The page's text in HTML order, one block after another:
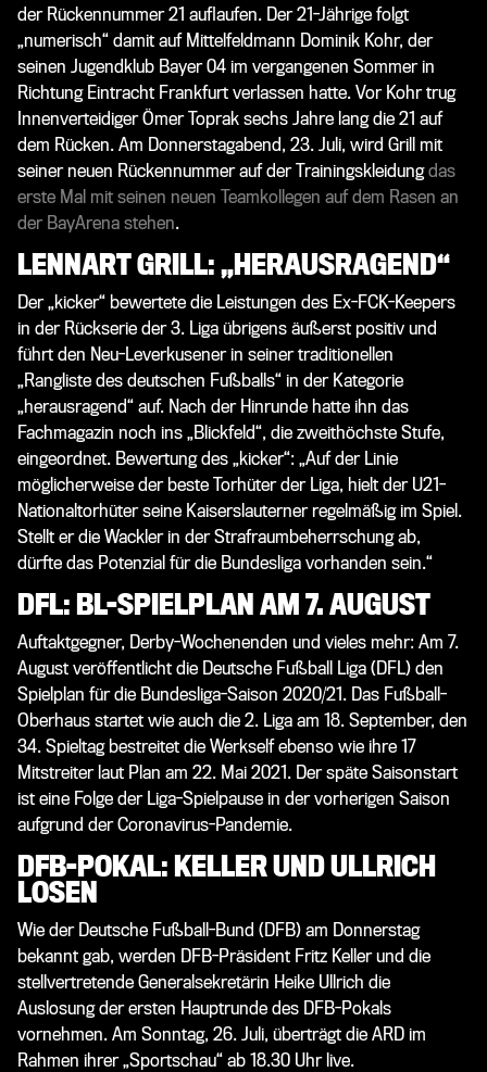
der Rückennummer 21 auflaufen. Der 21-Jährige folgt
„numerisch“ damit auf Mittelfeldmann Dominik Kohr, der
seinen Jugendklub Bayer 04 im vergangenen Sommer in
Richtung Eintracht Frankfurt verlassen hatte. Vor Kohr trug
Innenverteidiger Ömer Toprak sechs Jahre lang die 21 auf
dem Rücken. Am Donnerstagabend, 23. Juli, wird Grill mit
seiner neuen Rückennummer auf der Trainingskleidungdas
erste Mal mit seinen neuen Teamkollegen auf dem Rasen an
der BayArena stehen.
LENNART GRILL: „HERAUSRAGEND“
Der „kicker“ bewertete die Leistungen des Ex-FCK-Keepers
in der Rückserie der 3. Liga übrigens äußerst positiv und
führt den Neu-Leverkusener in seiner traditionellen
„Rangliste des deutschen Fußballs“ in der Kategorie
„herausragend“ auf. Nach der Hinrunde hatte ihn das
Fachmagazin noch ins „Blickfeld“, die zweithöchste Stufe,
eingeordnet. Bewertung des „kicker“: „Auf der Linie
möglicherweise der beste Torhüter der Liga, hielt der U21-
Nationaltorhüter seine Kaiserslauterner regelmäßig im Spiel.
Stellt er die Wackler in der Strafraumbeherrschung ab,
dürfte das Potenzial für die Bundesliga vorhanden sein.“
DFL: BL-SPIELPLAN AM 7. AUGUST
Auftaktgegner, Derby-Wochenenden und vieles mehr: Am 7.
August veröffentlicht die Deutsche Fußball Liga (DFL) den
Spielplan für die Bundesliga-Saison 2020/21. Das Fußball-
Oberhaus startet wie auch die 2. Liga am 18. September, den
34. Spieltag bestreitet die Werkself ebenso wie ihre 17
Mitstreiter laut Plan am 22. Mai 2021. Der späte Saisonstart
ist eine Folge der Liga-Spielpause in der vorherigen Saison
aufgrund der Coronavirus-Pandemie.
DFB-POKAL: KELLER UND ULLRICH
LOSEN
Wie der Deutsche Fußball-Bund (DFB) am Donnerstag
bekannt gab, werden DFB-Präsident Fritz Keller und die
stellvertretende Generalsekretärin Heike Ullrich die
Auslosung der ersten Hauptrunde des DFB-Pokals
vornehmen. Am Sonntag, 26. Juli, überträgt die ARD im
Rahmen ihrer „Sportschau“ ab 18.30 Uhr live.